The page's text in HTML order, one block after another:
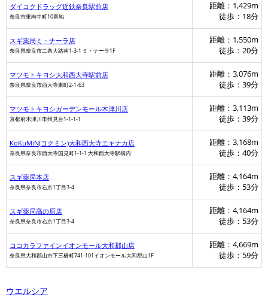
ダ
ダイコクドラッグ近鉄奈良駅前店
奈良市東向中町10番地
距離：1,429m
徒歩：18分
スギ薬局ミ・ナーラ店
奈良県奈良市二条大路南1-3-1 ミ・ナーラ1F
距離：1,550m
徒歩：20分
マツモトキヨシ大和西大寺駅前店
奈良県奈良市西大寺東町2-1-63
距離：3,076m
徒歩：39分
マツモトキヨシガーデンモール木津川店
京都府木津川市州見台1-1-1-1
距離：3,113m
徒歩：39分
KoKuMiN(コクミン)大和西大寺エキナカ店
奈良県奈良市西大寺国見町1-1-1 大和西大寺駅構内
距離：3,168m
徒歩：40分
スギ薬局本店
奈良県奈良市右京1丁目3-4
距離：4,164m
徒歩：53分
スギ薬局高の原店
奈良県奈良市右京1丁目3-4
距離：4,164m
徒歩：53分
ココカラファインイオンモール大和郡山店
奈良県大和郡山市下三橋町741-101イオンモール大和郡山1F
距離：4,669m
徒歩：59分
ウエルシア